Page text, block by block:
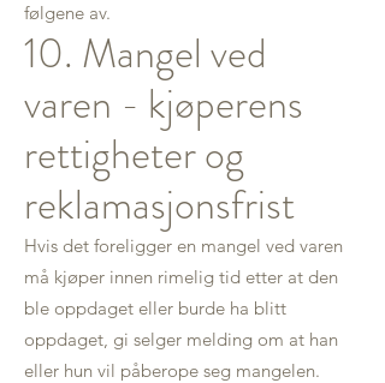
følgene av.
10. Mangel ved
varen - kjøperens
rettigheter og
reklamasjonsfrist
Hvis det foreligger en mangel ved varen
må kjøper innen rimelig tid etter at den
ble oppdaget eller burde ha blitt
oppdaget, gi selger melding om at han
eller hun vil påberope seg mangelen.